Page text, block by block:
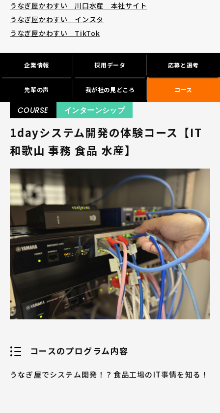
うなぎ屋かわすい 川口水産 本社サイト
うなぎ屋かわすい インスタ
うなぎ屋かわすい TikTok
企業情報 採用データ 応募と選考
先輩の声 我が社の見どころ コース
COURSE インターンシップ
1dayシステム開発の体験コース【IT
和歌山 事務 食品 水産】
コースのプログラム内容
うなぎ屋でシステム開発！？食品工場のIT事情を知る！